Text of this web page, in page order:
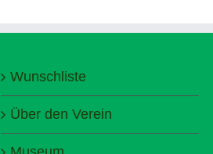
Wunschliste
Über den Verein